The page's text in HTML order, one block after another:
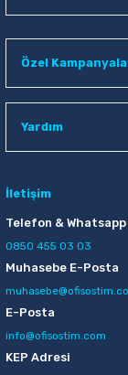
Özel
Yardım
İletişim
Telefon &
0850 455 03 03
Muhasebe E-Posta
E-Posta
info@ofisostim.com
KEP Adresi